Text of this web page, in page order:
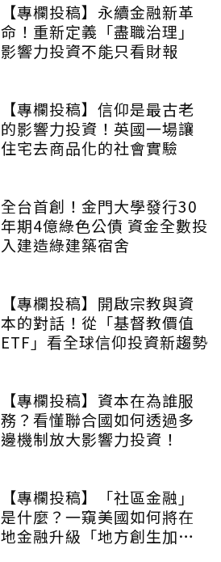
【專欄投稿】永續金融新革
命！重新定義「盡職治理」
影響力投資不能只看財報
【專欄投稿】信仰是最古老
的影響力投資！英國一場讓
住宅去商品化的社會實驗
全台首創！金門大學發行30
年期4億綠色公債 資金全數投
入建造綠建築宿舍
【專欄投稿】開啟宗教與資
本的對話！從「基督教價值
ETF」看全球信仰投資新趨勢
【專欄投稿】資本在為誰服
務？看懂聯合國如何透過多
邊機制放大影響力投資！
【專欄投稿】「社區金融」
是什麼？一窺美國如何將在
地金融升級「地方創生加速